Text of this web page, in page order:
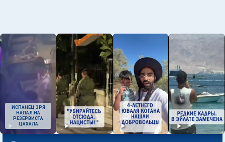
ИСПАНЕЦ ЗРЯ
НАПАЛ НА
РЕЗЕРВИСТА
ЦАХАЛА